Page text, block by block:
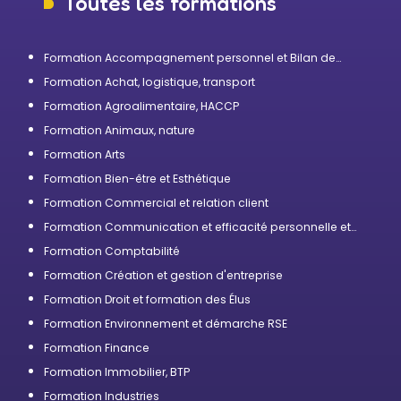
Formation Accompagnement personnel et Bilan de
Formation Achat, logistique, transport
Formation Agroalimentaire, HACCP
Formation Animaux, nature
Formation Arts
Formation Bien-être et Esthétique
Formation Commercial et relation client
Formation Communication et efficacité personnelle et
Formation Comptabilité
Formation Création et gestion d'entreprise
Formation Droit et formation des Élus
Formation Environnement et démarche RSE
Formation Finance
Formation Immobilier, BTP
Formation Industries